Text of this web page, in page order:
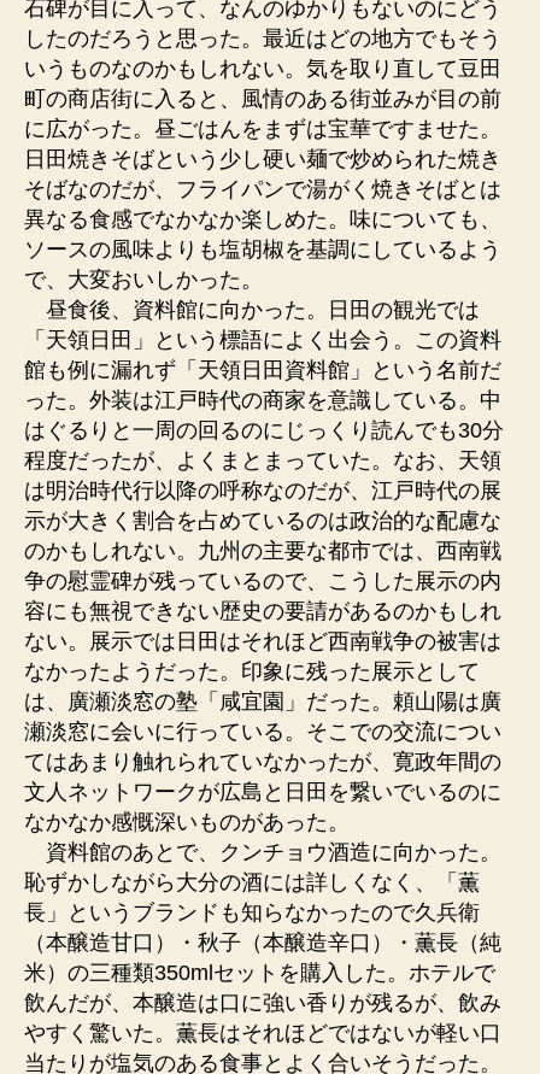
石碑が目に入って、なんのゆかりもないのにどう
したのだろうと思った。最近はどの地方でもそう
いうものなのかもしれない。気を取り直して豆田
町の商店街に入ると、風情のある街並みが目の前
に広がった。昼ごはんをまずは宝華ですませた。
日田焼きそばという少し硬い麺で炒められた焼き
そばなのだが、フライパンで湯がく焼きそばとは
異なる食感でなかなか楽しめた。味についても、
ソースの風味よりも塩胡椒を基調にしているよう
で、大変おいしかった。
昼食後、資料館に向かった。日田の観光では
「天領日田」という標語によく出会う。この資料
館も例に漏れず「天領日田資料館」という名前だ
った。外装は江戸時代の商家を意識している。中
はぐるりと一周の回るのにじっくり読んでも30分
程度だったが、よくまとまっていた。なお、天領
は明治時代行以降の呼称なのだが、江戸時代の展
示が大きく割合を占めているのは政治的な配慮な
のかもしれない。九州の主要な都市では、西南戦
争の慰霊碑が残っているので、こうした展示の内
容にも無視できない歴史の要請があるのかもしれ
ない。展示では日田はそれほど西南戦争の被害は
なかったようだった。印象に残った展示として
は、廣瀬淡窓の塾「咸宜園」だった。頼山陽は廣
瀬淡窓に会いに行っている。そこでの交流につい
てはあまり触れられていなかったが、寛政年間の
文人ネットワークが広島と日田を繋いでいるのに
なかなか感慨深いものがあった。
資料館のあとで、クンチョウ酒造に向かった。
恥ずかしながら大分の酒には詳しくなく、「薫
長」というブランドも知らなかったので久兵衛
（本醸造甘口）・秋子（本醸造辛口）・薫長（純
米）の三種類350mlセットを購入した。ホテルで
飲んだが、本醸造は口に強い香りが残るが、飲み
やすく驚いた。薫長はそれほどではないが軽い口
当たりが塩気のある食事とよく合いそうだった。